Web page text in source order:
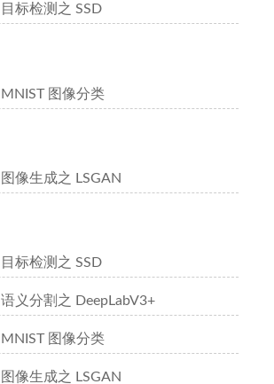
目标检测之 SSD
MNIST 图像分类
图像生成之 LSGAN
目标检测之 SSD
语义分割之 DeepLabV3+
MNIST 图像分类
图像生成之 LSGAN